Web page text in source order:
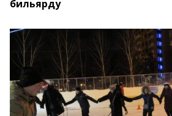
бильярду